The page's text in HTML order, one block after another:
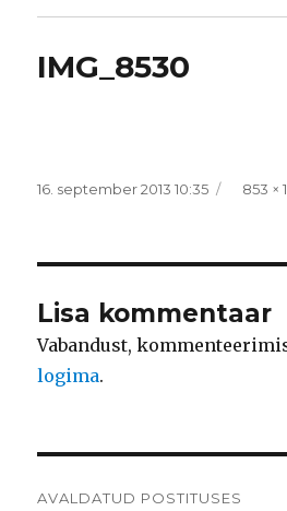
IMG_8530
Postitatud
16. september 2013 10:35 853 ×
Lisa kommentaar
Vabandust,
logima.
AVALDATUD POSTITUSES